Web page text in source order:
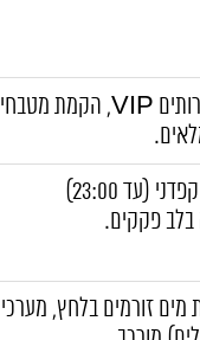
שינוע של קרונות שירותים VIP, הקמת מטבחי
ניהול רישוי רעש קפדני (עד 23:00)
בלב פקקים.
מים זורמים בלחץ, מערכי